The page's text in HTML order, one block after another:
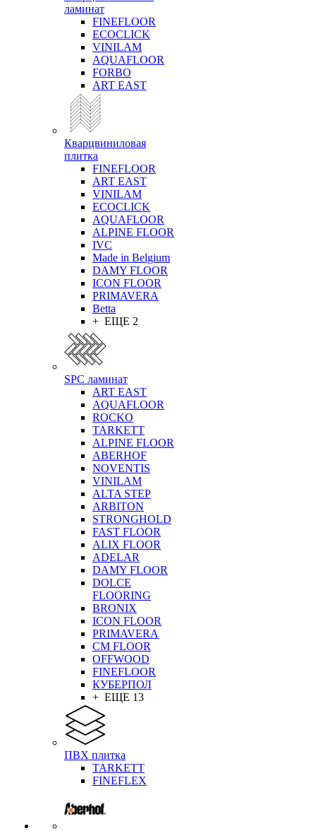
ламинат
FINEFLOOR
ECOCLICK
VINILAM
AQUAFLOOR
FORBO
ART EAST
Кварцвиниловая
плитка
FINEFLOOR
ART EAST
VINILAM
ECOCLICK
AQUAFLOOR
ALPINE FLOOR
IVC
Made in Belgium
DAMY FLOOR
ICON FLOOR
PRIMAVERA
Betta
+ ЕЩЕ 2
SPC ламинат
ART EAST
AQUAFLOOR
ROCKO
TARKETT
ALPINE FLOOR
ABERHOF
NOVENTIS
VINILAM
ALTA STEP
ARBITON
STRONGHOLD
FAST FLOOR
ALIX FLOOR
ADELAR
DAMY FLOOR
DOLCE
FLOORING
BRONIX
ICON FLOOR
PRIMAVERA
CM FLOOR
OFFWOOD
FINEFLOOR
КУБЕРПОЛ
+ ЕЩЕ 13
ПВХ плитка
TARKETT
FINEFLEX